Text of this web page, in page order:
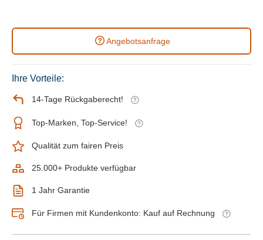
Angebotsanfrage
Ihre Vorteile:
14-Tage Rückgaberecht!
Top-Marken, Top-Service!
Qualität zum fairen Preis
25.000+ Produkte verfügbar
1 Jahr Garantie
Für Firmen mit Kundenkonto: Kauf auf Rechnung